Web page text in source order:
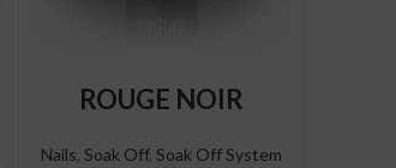
ROUGE NOIR
Nails, Soak Off, Soak Off System